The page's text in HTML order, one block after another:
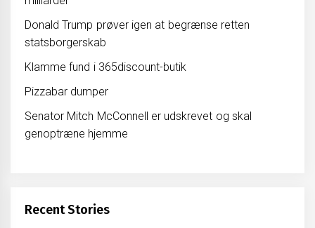
Donald Trump prøver igen at begrænse retten
statsborgerskab
Klamme fund i 365discount-butik
Pizzabar dumper
Senator Mitch McConnell er udskrevet og skal
genoptræne hjemme
Recent Stories